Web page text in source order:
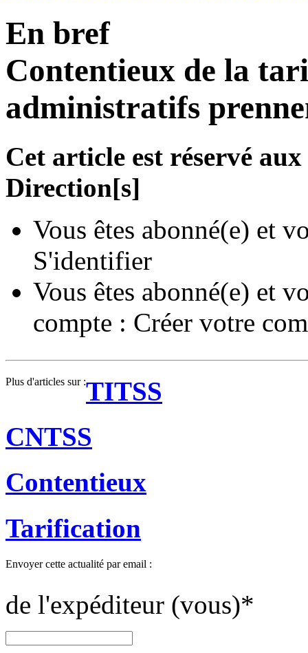
En bref
Contentieux de la
administratifs
Cet article est réservé
Direction[s]
Vous êtes abonné(e) et
S'identifier
Vous êtes abonné(e) et
compte : Créer votre
Plus d'articles sur :TITSS
CNTSS
Contentieux
Tarification
Envoyer cette actualité par email :
de l'expéditeur (vous)*